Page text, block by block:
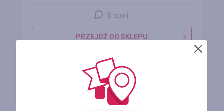
0 opinii
PRZEJDŹ DO SKLEPU
SZCZEGÓŁY